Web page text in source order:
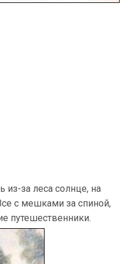
из-за леса солнце, на
с мешками за спиной,
путешественники.